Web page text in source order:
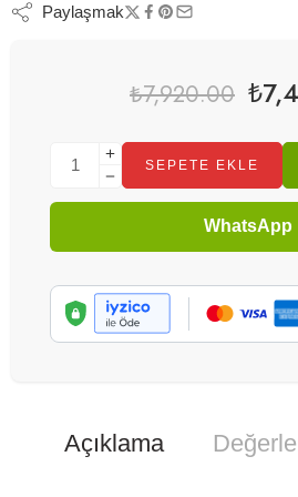
Paylaşmak
₺7,920.00 ₺
SEPETE EKLE
WhatsApp
Açıklama